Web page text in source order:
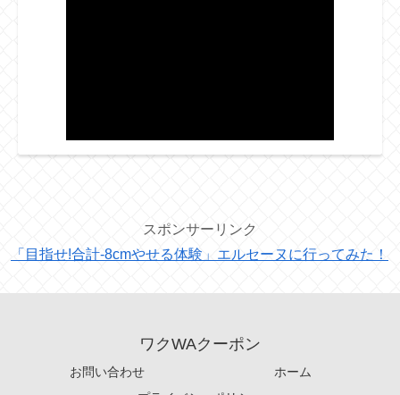
スポンサーリンク
「目指せ!合計-8cmやせる体験」エルセーヌに行ってみた！
ワクWAクーポン
お問い合わせ
ホーム